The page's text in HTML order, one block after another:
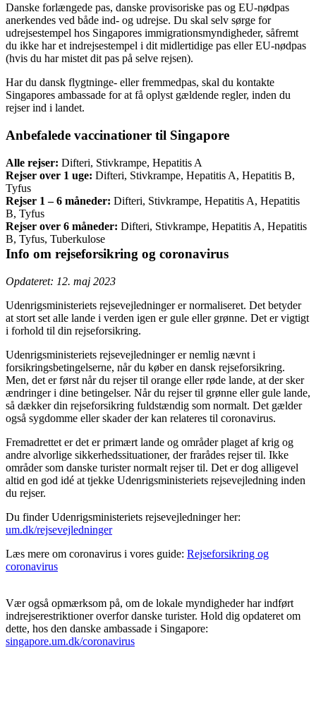
Danske forlængede pas, danske provisoriske pas og EU-nødpas
anerkendes ved både ind- og udrejse. Du skal selv sørge for
udrejsestempel hos Singapores immigrationsmyndigheder, såfremt
du ikke har et indrejsestempel i dit midlertidige pas eller EU-nødpas
(hvis du har mistet dit pas på selve rejsen).
Har du dansk flygtninge- eller fremmedpas, skal du kontakte
Singapores ambassade for at få oplyst gældende regler, inden du
rejser ind i landet.
Anbefalede vaccinationer til Singapore
Alle rejser: Difteri, Stivkrampe, Hepatitis A
Rejser over 1 uge: Difteri, Stivkrampe, Hepatitis A, Hepatitis B,
Tyfus
Rejser 1 – 6 måneder: Difteri, Stivkrampe, Hepatitis A, Hepatitis
B, Tyfus
Rejser over 6 måneder: Difteri, Stivkrampe, Hepatitis A, Hepatitis
B, Tyfus, Tuberkulose
Info om rejseforsikring og coronavirus
Opdateret: 12. maj 2023
Udenrigsministeriets rejsevejledninger er normaliseret. Det betyder
at stort set alle lande i verden igen er gule eller grønne. Det er vigtigt
i forhold til din rejseforsikring.
Udenrigsministeriets rejsevejledninger er nemlig nævnt i
forsikringsbetingelserne, når du køber en dansk rejseforsikring.
Men, det er først når du rejser til orange eller røde lande, at der sker
ændringer i dine betingelser. Når du rejser til grønne eller gule lande,
så dækker din rejseforsikring fuldstændig som normalt. Det gælder
også sygdomme eller skader der kan relateres til coronavirus.
Fremadrettet er det er primært lande og områder plaget af krig og
andre alvorlige sikkerhedssituationer, der frarådes rejser til. Ikke
områder som danske turister normalt rejser til. Det er dog alligevel
altid en god idé at tjekke Udenrigsministeriets rejsevejledning inden
du rejser.
Du finder Udenrigsministeriets rejsevejledninger her:
um.dk/rejsevejledninger
Læs mere om coronavirus i vores guide: Rejseforsikring og
coronavirus
Vær også opmærksom på, om de lokale myndigheder har indført
indrejserestriktioner overfor danske turister. Hold dig opdateret om
dette, hos den danske ambassade i Singapore:
singapore.um.dk/coronavirus